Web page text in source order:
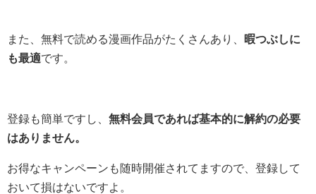
また、無料で読める漫画作品がたくさんあり、
暇つぶしに
も最適です。
登録も簡単ですし、 無料会員であれば基本的に解約の必要
はありません。
お得なキャンペーンも随時開催されてますので、登録して
おいて損はないですよ。